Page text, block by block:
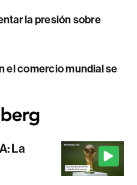
la presión sobre
el comercio mundial se
La